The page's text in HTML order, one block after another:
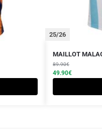
25/26
MAILLOT
89.90€
Le
prix
initial
était :
49.90€
Le
prix
actuel
est :
Ce
produit
a